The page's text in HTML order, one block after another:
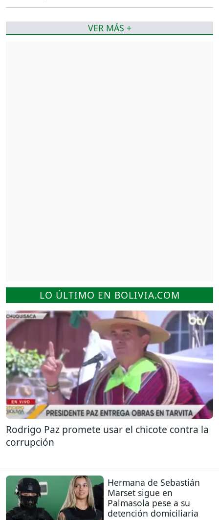
LO ÚLTIMO EN BOLIVIA.COM
Rodrigo Paz promete usar el chicote contra la
corrupción
Hermana de Sebastián
Marset sigue en
Palmasola pese a su
detención domiciliaria
VER MÁS +